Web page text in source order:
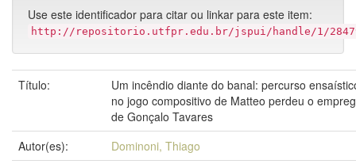
Use este identificador para citar ou linkar para este item:
http://repositorio.utfpr.edu.br/jspui/handle/1/
Título:
Um incêndio diante do banal: percurso
no jogo compositivo de Matteo perdeu o
de Gonçalo Tavares
Autor(es):
Dominoni, Thiago